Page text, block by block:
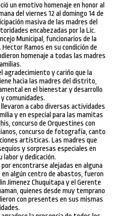
inolvidable.
POR LAS AUTORIDADES DEL
las madres sebastianas, la
un emotivo homenaje en honor al
del viernes 12 al domingo 14 de
masiva de las madres del
encabezadas por la Lic.
Municipal, funcionarios de la
Ramos en su condición de
homenaje a todas las madres
agradecimiento y cariño que la
hacia las madres del distrito,
en el bienestar y desarrollo
comunidades.
a cabo diversas actividades
y en especial para las mamitas
concurso de Orquestines con
concurso de fotografía, canto
artísticas. Las madres que
y sorpresas especiales en
labor y dedicación.
encontrarse alejadas en alguna